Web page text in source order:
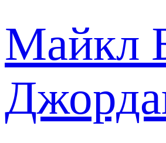
Майкл